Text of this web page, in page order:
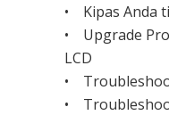
• Kipas Anda
• Upgrade
LCD
•
•